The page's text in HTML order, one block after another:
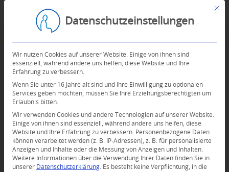
Mit
Datenschutzeinstellungen
Wir nutzen Cookies auf unserer Website. Einige von ihnen sind
essenziell, während andere uns helfen, diese Website und Ihre
Erfahrung zu verbessern.
Wenn Sie unter 16 Jahre alt sind und Ihre Einwilligung zu optionalen
Services geben möchten, müssen Sie Ihre Erziehungsberechtigten um
Erlaubnis bitten.
Wir verwenden Cookies und andere Technologien auf unserer Website.
Einige von ihnen sind essenziell, während andere uns helfen, diese
Website und Ihre Erfahrung zu verbessern.
Personenbezogene Daten
können verarbeitet werden (z. B. IP-Adressen), z. B. für personalisierte
Anzeigen und Inhalte oder die Messung von Anzeigen und Inhalten.
Weitere Informationen über die Verwendung Ihrer Daten finden Sie in
unserer Datenschutzerklärung
Es besteht keine Verpflichtung, in die